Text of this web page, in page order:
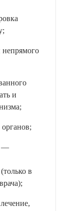
непрямого
и
—
в